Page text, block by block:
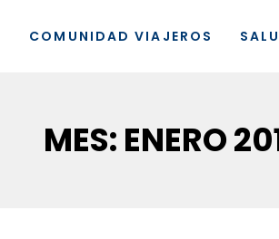
COMUNIDAD VIAJEROS
MES: ENERO